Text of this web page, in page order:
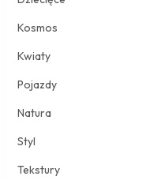
Kosmos
Kwiaty
Pojazdy
Natura
Styl
Tekstury